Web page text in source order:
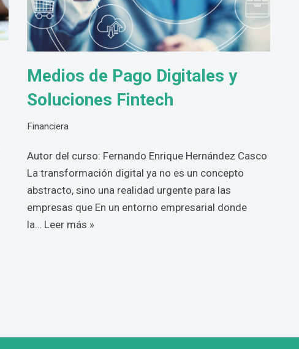
Medios de Pago Digitales y
Soluciones Fintech
Financiera
Autor del curso: Fernando Enrique Hernández Casco
La transformación digital ya no es un concepto
abstracto, sino una realidad urgente para las
empresas que En un entorno empresarial donde
la… Leer más »